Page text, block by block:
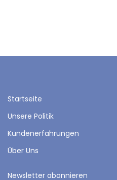
Startseite
Unsere Politik
Kundenerfahrungen
Über Uns
Newsletter abonnieren